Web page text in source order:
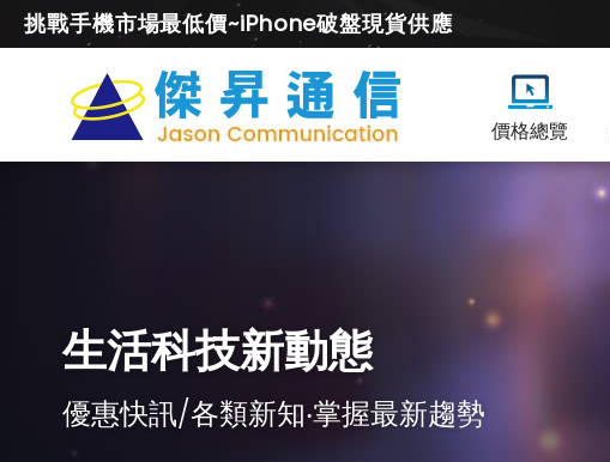
挑戰手機市場最低價~iPhone破盤現貨供應
價格總覽
生活科技新動態
優惠快訊/各類新知‧掌握最新趨勢